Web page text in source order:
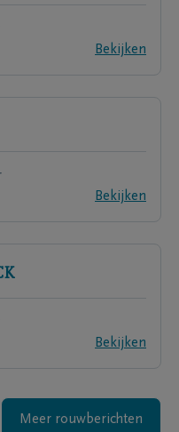
Bekijken
Bekijken
Bekijken
Meer rouwberichten